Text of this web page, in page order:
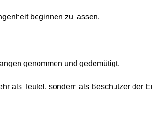
beginnen zu lassen.
genommen und gedemütigt.
als Teufel, sondern als Beschützer der